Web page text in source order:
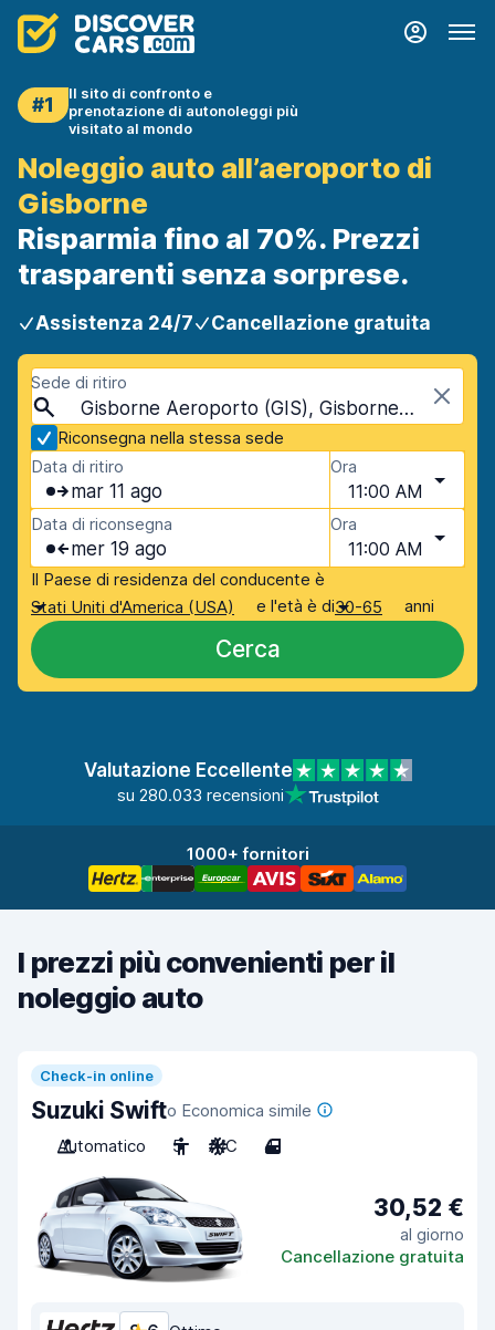
#1
Il sito di confronto e
prenotazione di autonoleggi più
visitato al mondo
Noleggio auto all’aeroporto di
Gisborne
Risparmia fino al 70%. Prezzi
trasparenti senza sorprese.
Assistenza 24/7 Cancellazione gratuita
Sede di ritiro
Gisborne Aeroporto (GIS), Gisborne, Nuova Zelanda
Riconsegna nella stessa sede
Data di ritiro
mar 11 ago
Ora
11:00 AM
Data di riconsegna
mer 19 ago
Ora
11:00 AM
Il Paese di residenza del conducente è
Stati Uniti d'America (USA)
e l'età è di30-65 anni
Cerca
Valutazione Eccellente
su 280.033 recensioni
1000+ fornitori
I prezzi più convenienti per il
noleggio auto
Check-in online
Suzuki Swifto Economica simile
Automatico
5 A/C 4
30,52 €
al giorno
Cancellazione gratuita